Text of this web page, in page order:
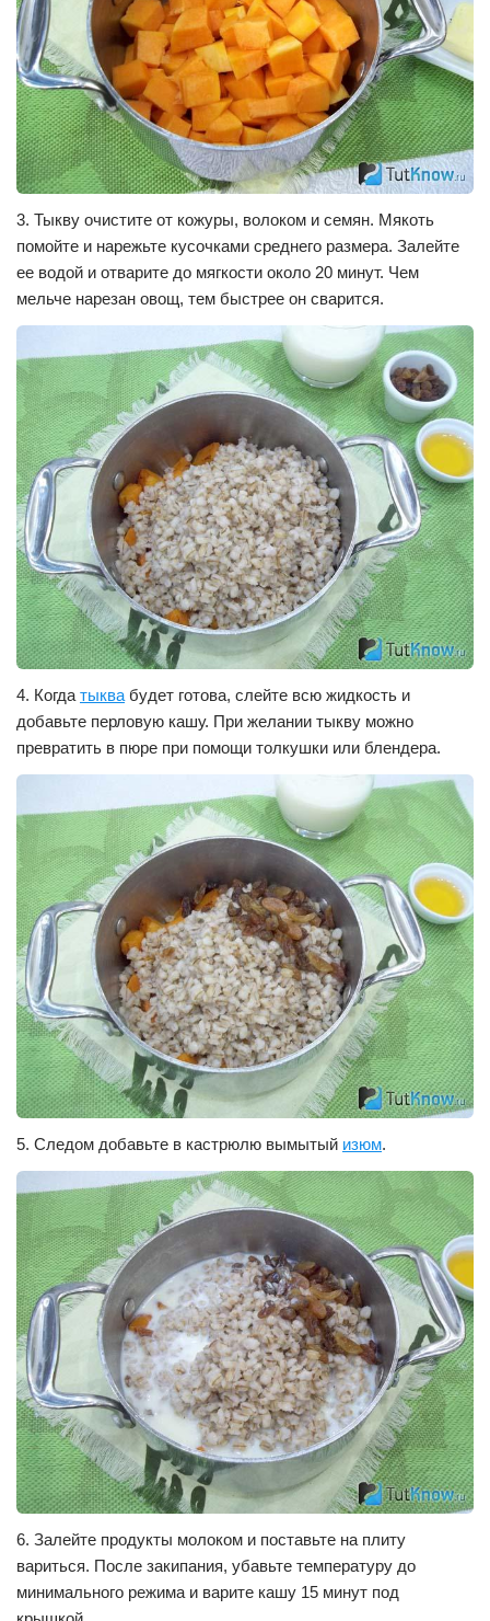
3. Тыкву очистите от кожуры, волоком и семян. Мякоть
помойте и нарежьте кусочками среднего размера. Залейте
ее водой и отварите до мягкости около 20 минут. Чем
мельче нарезан овощ, тем быстрее он сварится.
4. Когда тыква будет готова, слейте всю жидкость и
добавьте перловую кашу. При желании тыкву можно
превратить в пюре при помощи толкушки или блендера.
5. Следом добавьте в кастрюлю вымытый изюм.
6. Залейте продукты молоком и поставьте на плиту
вариться. После закипания, убавьте температуру до
минимального режима и варите кашу 15 минут под